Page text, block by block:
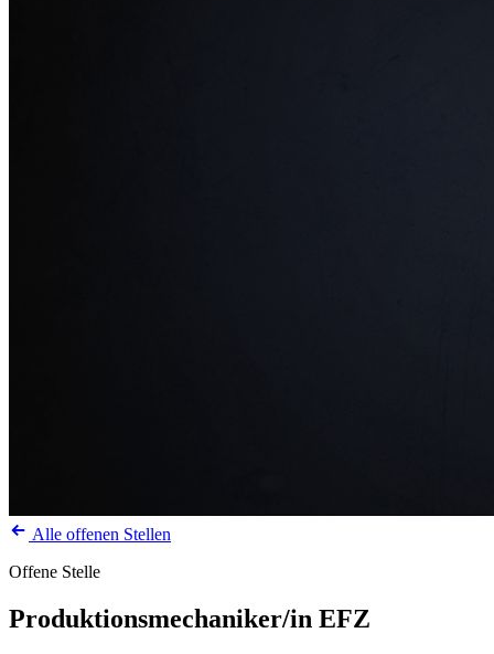
Alle offenen Stellen
Offene Stelle
Produktionsmechaniker/in EFZ